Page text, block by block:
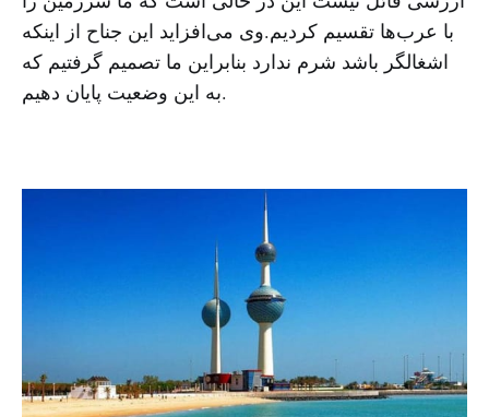
با عرب‌ها تقسیم کردیم.وی می‌افزاید این جناح از اینکه
اشغالگر باشد شرم ندارد بنابراین ما تصمیم گرفتیم که
به این وضعیت پایان دهیم.